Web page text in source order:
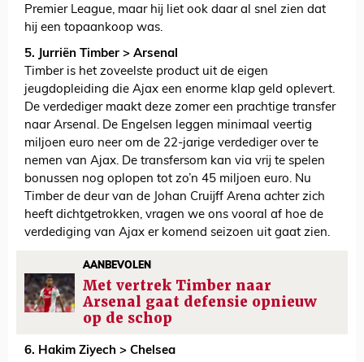
Premier League, maar hij liet ook daar al snel zien dat
hij een topaankoop was.
5. Jurriën Timber > Arsenal
Timber is het zoveelste product uit de eigen
jeugdopleiding die Ajax een enorme klap geld oplevert.
De verdediger maakt deze zomer een prachtige transfer
naar Arsenal. De Engelsen leggen minimaal veertig
miljoen euro neer om de 22-jarige verdediger over te
nemen van Ajax. De transfersom kan via vrij te spelen
bonussen nog oplopen tot zo’n 45 miljoen euro. Nu
Timber de deur van de Johan Cruijff Arena achter zich
heeft dichtgetrokken, vragen we ons vooral af hoe de
verdediging van Ajax er komend seizoen uit gaat zien.
AANBEVOLEN
Met vertrek Timber naar
Arsenal gaat defensie opnieuw
op de schop
6. Hakim Ziyech > Chelsea